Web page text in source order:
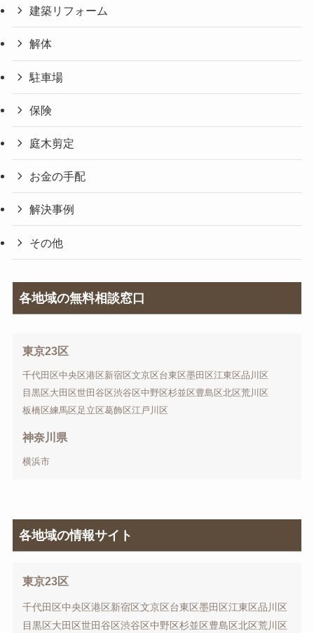
建築リフォーム
解体
駐車場
保険
庭木剪定
お金の手配
解決事例
その他
各地域の無料相談窓口
東京23区
千代田区中央区港区新宿区文京区台東区墨田区江東区品川区
目黒区大田区世田谷区渋谷区中野区杉並区豊島区北区荒川区
板橋区練馬区 足立区葛飾区江戸川区
神奈川県
横浜市
各地域の情報サイト
東京23区
千代田区中央区港区新宿区文京区台東区墨田区江東区品川区
目黒区大田区世田谷区渋谷区中野区杉並区豊島区北区荒川区